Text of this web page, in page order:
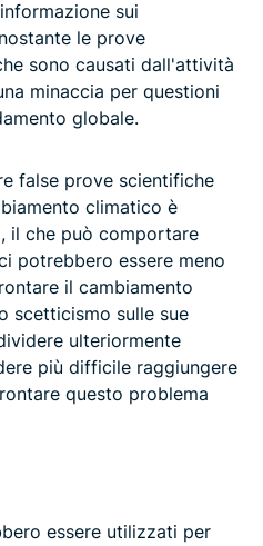
sui
le prove
sono causati dall'attività
minaccia per questioni
globale.
false prove scientifiche
climatico è
il che può comportare
potrebbero essere meno
il cambiamento
scetticismo sulle sue
ulteriormente
più difficile raggiungere
questo problema
essere utilizzati per